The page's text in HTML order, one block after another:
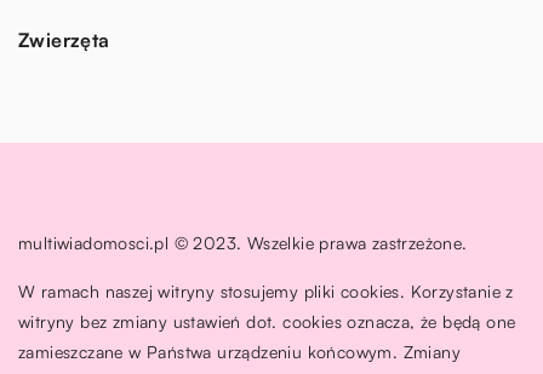
Zwierzęta
multiwiadomosci.pl © 2023. Wszelkie prawa zastrzeżone.
W ramach naszej witryny stosujemy pliki cookies. Korzystanie z
witryny bez zmiany ustawień dot. cookies oznacza, że będą one
zamieszczane w Państwa urządzeniu końcowym. Zmiany